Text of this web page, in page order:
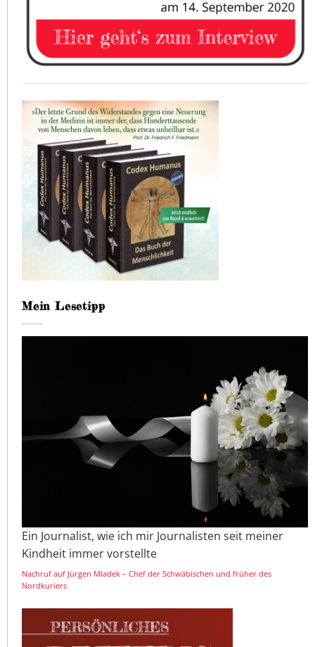
Mein Lesetipp
Ein Journalist, wie ich mir Journalisten seit meiner
Kindheit immer vorstellte
Nachruf auf Jürgen Mladek – Chef der Schwäbischen und früher des
Nordkuriers